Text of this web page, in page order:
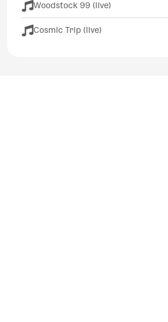
Woodstock 99 (live)
Cosmic Trip (live)